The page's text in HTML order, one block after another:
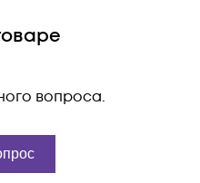
вопроса.